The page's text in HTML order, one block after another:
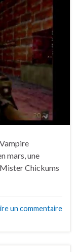
mars, une
Chickums
un commentaire